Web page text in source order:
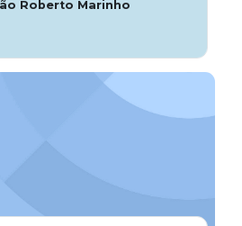
Roberto Marinho